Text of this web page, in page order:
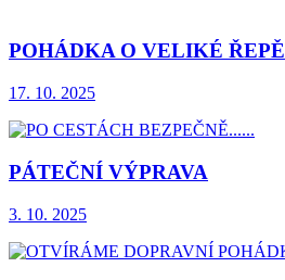
POHÁDKA O VELIKÉ ŘEPĚ
17. 10. 2025
PÁTEČNÍ VÝPRAVA
3. 10. 2025